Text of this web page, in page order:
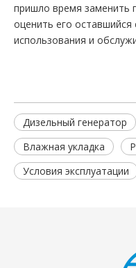
пришло время заменить
оценить его
использования и
Дизельный генератор
Влажная укладка
Условия эксплуатации